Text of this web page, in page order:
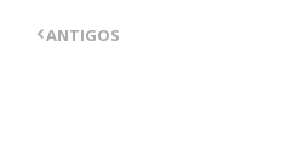
ANTIGOS